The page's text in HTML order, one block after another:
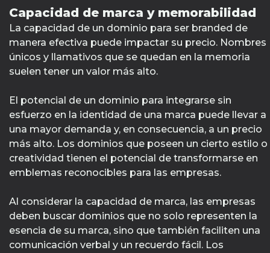
Capacidad de marca y memorabilidad
La capacidad de un dominio para ser branded de
manera efectiva puede impactar su precio. Nombres
únicos y llamativos que se quedan en la memoria
suelen tener un valor más alto.
El potencial de un dominio para integrarse sin
esfuerzo en la identidad de una marca puede llevar a
una mayor demanda y, en consecuencia, a un precio
más alto. Los dominios que poseen un cierto estilo o
creatividad tienen el potencial de transformarse en
emblemas reconocibles para las empresas.
Al considerar la capacidad de marca, las empresas
deben buscar dominios que no solo representen la
esencia de su marca, sino que también faciliten una
comunicación verbal y un recuerdo fácil. Los